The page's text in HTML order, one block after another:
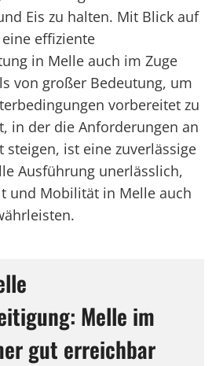
Eis zu halten. Mit Blick auf
eine effiziente
in Melle auch im Zuge
von großer Bedeutung, um
vorbereitet zu
in der die Anforderungen an
steigen, ist eine zuverlässige
Ausführung unerlässlich,
und Mobilität in Melle auch
Melle im
gut erreichbar